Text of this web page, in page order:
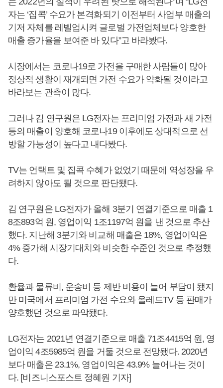
자는 ‘집콕’ 수요가 본격화되기 이전부터 사업부 매출의
기저 자체를 레벨업시켜 글로벌 가전업체보다 양호한
매출 증가율을 보여준 바 있다”고 바라봤다.
시장에서는 코로나19로 가전을 구매한 사람들이 많아
정상적 생활이 재개되면 가전 수요가 약화될 것이라고
바라보는 관측이 많다.
그러나 김 연구원은 LG전자는 프리미엄 가전과 새 가전
등의 매출이 양호해 코로나19 이후에도 상대적으로 선
방할 가능성이 높다고 내다봤다.
TV는 언택트 및 집콕 수혜가 없었기 때문에 역성장을 우
려하지 않아도 될 것으로 판단됐다.
김 연구원은 LG전자가 올해 3분기 연결기준으로 매출 1
8조893억 원, 영업이익 1조1197억 원을 낸 것으로 추산
했다. 지난해 3분기와 비교해 매출은 18%, 영업이익은
4% 증가해 시장기대치와 비슷한 수준인 것으로 추정했
다.
환율과 물류비, 운송비 등 제반 비용이 늘어 부담이 됐지
만 미국에서 프리미엄 가전 수요와 올레드TV 등 판매가
양호했던 것으로 파악됐다.
LG전자는 2021년 연결기준으로 매출 71조4415억 원, 영
업이익 4조5985억 원을 거둘 것으로 전망됐다. 2020년
보다 매출은 23.1%, 영업이익은 43.9% 늘어나는 것이
다. [비즈니스포스트 정혜원 기자]